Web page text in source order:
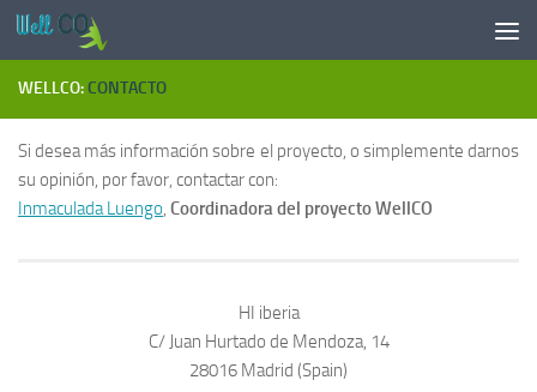
Saltar al contenido
WELLCO:CONTACTO
Si desea más información sobre el proyecto, o simplemente darnos
su opinión, por favor, contactar con:
Inmaculada Luengo, Coordinadora del proyecto WellCO
HI iberia
C/ Juan Hurtado de Mendoza, 14
28016 Madrid (Spain)